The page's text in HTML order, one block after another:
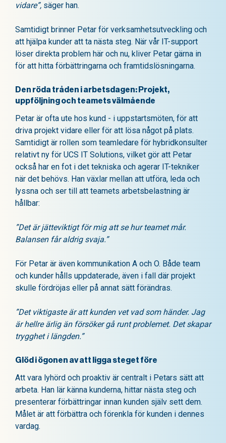
vidare”, säger han.
Samtidigt brinner Petar för verksamhetsutveckling och
att hjälpa kunder att ta nästa steg. När vår IT-support
löser direkta problem här och nu, kliver Petar gärna in
för att hitta förbättringarna och framtidslösningarna.
Den röda tråden i arbetsdagen: Projekt,
uppföljning och teamets välmående
Petar är ofta ute hos kund - i uppstartsmöten, för att
driva projekt vidare eller för att lösa något på plats.
Samtidigt är rollen som teamledare för hybridkonsulter
relativt ny för UCS IT Solutions, vilket gör att Petar
också har en fot i det tekniska och agerar IT-tekniker
när det behövs. Han växlar mellan att utföra, leda och
lyssna och ser till att teamets arbetsbelastning är
hållbar:
”Det är jätteviktigt för mig att se hur teamet mår.
Balansen får aldrig svaja.”
För Petar är även kommunikation A och O. Både team
och kunder hålls uppdaterade, även i fall där projekt
skulle fördröjas eller på annat sätt förändras.
”Det viktigaste är att kunden vet vad som händer. Jag
är hellre ärlig än försöker gå runt problemet. Det skapar
trygghet i längden.”
Glöd i ögonen av att ligga steget före
Att vara lyhörd och proaktiv är centralt i Petars sätt att
arbeta. Han lär känna kunderna, hittar nästa steg och
presenterar förbättringar innan kunden själv sett dem.
Målet är att förbättra och förenkla för kunden i dennes
vardag.